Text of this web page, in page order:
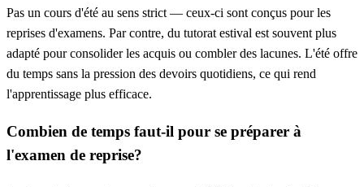
Pas un cours d'été au sens strict — ceux-ci sont conçus pour les
reprises d'examens. Par contre, du tutorat estival est souvent plus
adapté pour consolider les acquis ou combler des lacunes. L'été offre
du temps sans la pression des devoirs quotidiens, ce qui rend
l'apprentissage plus efficace.
Combien de temps faut-il pour se préparer à
l'examen de reprise?